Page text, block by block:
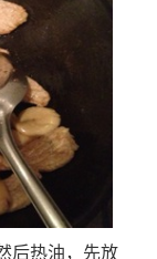
后热油，先放